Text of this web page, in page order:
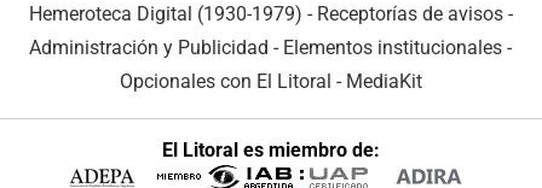
Hemeroteca Digital (1930-1979) - Receptorías de avisos -
Administración y Publicidad - Elementos institucionales -
Opcionales con El Litoral - MediaKit
El Litoral es miembro de: